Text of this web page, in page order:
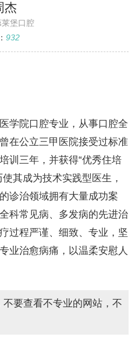
杰
莱堡口腔
932
学院口腔专业，从事口腔全
在公立三甲医院接受过标准
训三年，并获得“优秀住培
其成为技术实践型医生，
诊治领域拥有大量成功案
科常见病、多发病的先进治
过程严谨、细致、专业，坚
业治愈病痛，以温柔安慰人
不要查看不专业的网站，不